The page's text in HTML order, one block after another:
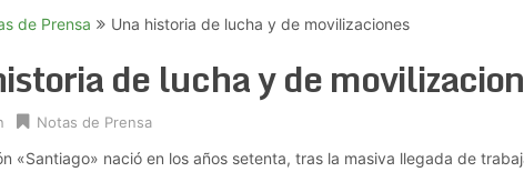
de Prensa Una historia de lucha y de movilizaciones
de lucha y de
Notas de Prensa
«Santiago» nació en los años setenta, tras la masiva llegada de